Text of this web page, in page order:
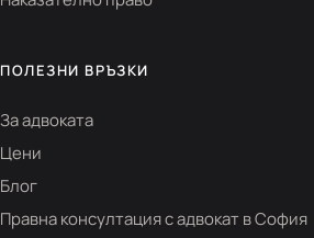
ПОЛЕЗНИ ВРЪЗКИ
За адвоката
Цени
Блог
Правна консултация с адвокат в София